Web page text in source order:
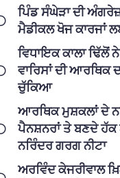
ਪਿੰਡ ਸੰਘੇੜਾ ਦੀ
ਮੈਡੀਕਲ ਖੋਜ ਕਾਰਜਾਂ
ਵਿਧਾਇਕ ਕਾਲਾ ਢਿੱਲੋਂ
ਵਾਰਿਸਾਂ ਦੀ ਆਰਥਿਕ
ਚੁੱਕਿਆ
ਆਰਥਿਕ ਮੁਸ਼ਕਲਾਂ ਦੇ
ਪੈਨਸ਼ਨਰਾਂ ਤੇ ਬਣਦੇ ਹੱਕ
ਨਰਿੰਦਰ ਗਰਗ ਨੀਟਾ
ਅਰਵਿੰਦ ਕੇਜਰੀਵਾਲ